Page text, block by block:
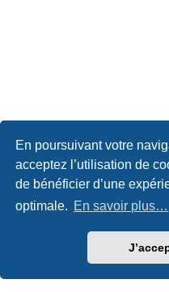
En poursuivant votre
acceptez l’utilisation de
de bénéficier d’une
optimale. En savoir plus…